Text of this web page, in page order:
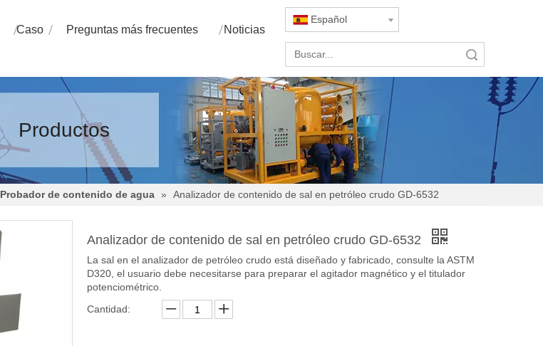
Caso Preguntas más frecuentes Noticias
Español
Productos
Probador de contenido de agua » Analizador de contenido de sal en petróleo crudo GD-6532
Analizador de contenido de sal en petróleo crudo GD-6532
La sal en el analizador de petróleo crudo está diseñado y fabricado, consulte la ASTM
D320, el usuario debe necesitarse para preparar el agitador magnético y el titulador
potenciométrico.
Cantidad: